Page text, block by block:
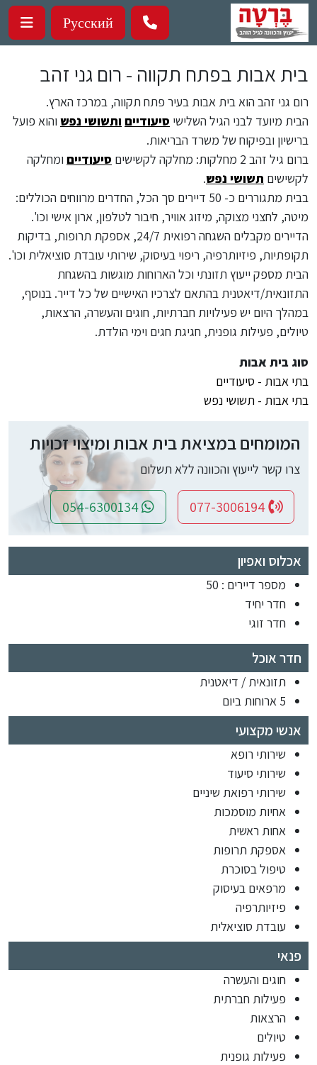
דילוג לתוכן העיקרי
Русский
בית אבות בפתח תקווה - רום גני זהב
רום גני זהב הוא בית אבות בעיר פתח תקווה, במרכז הארץ.
הבית מיועד לבני הגיל השלישי סיעודיים ותשושי נפשוהוא פועל
ברישיון ובפיקוח של משרד הבריאות.
ברום גיל זהב 2 מחלקות: מחלקה לקשישים
סיעודייםומחלקה
לקשישים תשושי נפש.
בבית מתגוררים כ- 50 דיירים סך הכל, החדרים מרווחים הכוללים:
מיטה, לחצני מצוקה, מיזוג אוויר, חיבור לטלפון, ארון אישי וכו'.
הדיירים מקבלים השגחה רפואית 24/7, אספקת תרופות, בדיקות
תקופתיות, פיזיותרפיה, ריפוי בעיסוק, שירותי עובדת סוציאלית וכו'.
הבית מספק ייעוץ תזונתי וכל הארוחות מוגשות בהשגחת
התזונאית/דיאטנית בהתאם לצרכיו האישיים של כל דייר. בנוסף,
במהלך היום יש פעילויות חברתיות, חוגים והעשרה, הרצאות,
טיולים, פעילות גופנית, חגיגת חגים וימי הולדת.
סוג בית אבות
בתי אבות - סיעודיים
בתי אבות - תשושי נפש
המומחים במציאת בית אבות ומיצוי זכויות
צרו קשר לייעוץ והכוונה ללא תשלום
אכלוס ואפיון
מספר דיירים : 50
חדר יחיד
חדר זוגי
חדר אוכל
תזונאית / דיאטנית
5 ארוחות ביום
אנשי מקצועי
שירותי רופא
שירותי סיעוד
שירותי רפואת שיניים
אחיות מוסמכות
אחות ראשית
אספקת תרופות
טיפול בסוכרת
מרפאים בעיסוק
פיזיותרפיה
עובדת סוציאלית
פנאי
חוגים והעשרה
פעילות חברתית
הרצאות
טיולים
פעילות גופנית